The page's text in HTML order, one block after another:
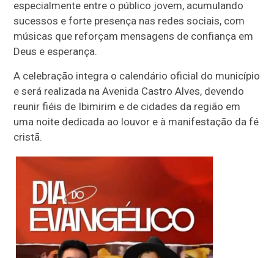
especialmente entre o público jovem, acumulando
sucessos e forte presença nas redes sociais, com
músicas que reforçam mensagens de confiança em
Deus e esperança.
A celebração integra o calendário oficial do município
e será realizada na Avenida Castro Alves, devendo
reunir fiéis de Ibimirim e de cidades da região em
uma noite dedicada ao louvor e à manifestação da fé
cristã.